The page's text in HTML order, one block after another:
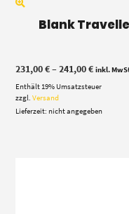
Blank
231,00€–241,00€
bis
inkl.
Enthält 19% Umsatzsteuer
zzgl.Versand
Lieferzeit: nicht angegeben